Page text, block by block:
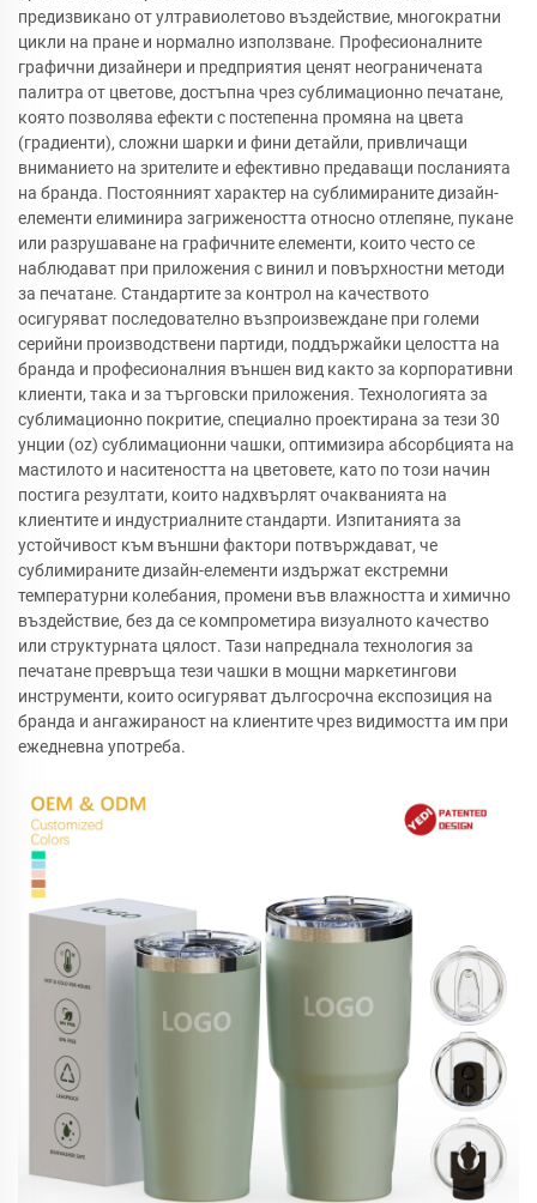
предизвикано от ултравиолетово въздействие, многократни
цикли на пране и нормално използване. Професионалните
графични дизайнери и предприятия ценят неограничената
палитра от цветове, достъпна чрез сублимационно печатане,
която позволява ефекти с постепенна промяна на цвета
(градиенти), сложни шарки и фини детайли, привличащи
вниманието на зрителите и ефективно предаващи посланията
на бранда. Постоянният характер на сублимираните дизайн-
елементи елиминира загрижеността относно отлепяне, пукане
или разрушаване на графичните елементи, които често се
наблюдават при приложения с винил и повърхностни методи
за печатане. Стандартите за контрол на качеството
осигуряват последователно възпроизвеждане при големи
серийни производствени партиди, поддържайки целостта на
бранда и професионалния външен вид както за корпоративни
клиенти, така и за търговски приложения. Технологията за
сублимационно покритие, специално проектирана за тези 30
унции (oz) сублимационни чашки, оптимизира абсорбцията на
мастилото и наситеността на цветовете, като по този начин
постига резултати, които надхвърлят очакванията на
клиентите и индустриалните стандарти. Изпитанията за
устойчивост към външни фактори потвърждават, че
сублимираните дизайн-елементи издържат екстремни
температурни колебания, промени във влажността и химично
въздействие, без да се компрометира визуалното качество
или структурната цялост. Тази напреднала технология за
печатане превръща тези чашки в мощни маркетингови
инструменти, които осигуряват дългосрочна експозиция на
бранда и ангажираност на клиентите чрез видимостта им при
ежедневна употреба.